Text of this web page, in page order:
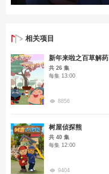
相关项目
新年来啦之百草解药
共 26 集
每集 13:00
8856
树屋侦探熊
共 40 集
每集 12:00
9404